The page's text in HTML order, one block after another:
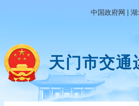
中国政府网 | 湖
天门市交通